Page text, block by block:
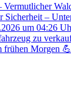
Sicherheit –
um 04:26
zu
frühen Morgen